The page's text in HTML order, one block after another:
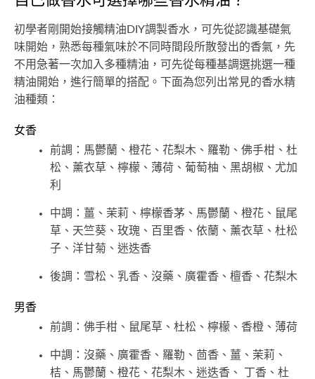
初學者剛開始接觸精油DIY調製香水，可先從認識基礎氣
味開始，熟悉每種氣味於不同時間段所散發出的香氣，先
不用急著一次加入多種精油，可先從每種基調選挑選一種
精油開始，進行簡單的搭配。下面為您列出常見的香水精
油種類：
女香
前調：馬鬱蘭、橙花、花梨木、羅勒、佛手柑、杜
松、薰衣草、檸檬、薄荷、葡萄柚、黑胡椒、尤加
利
中調：薑、茉莉、檸檬香茅、馬鬱蘭、橙花、鼠尾
草、天竺葵、玫瑰、百里香、依蘭、薰衣草、杜松
子、洋甘菊、迷迭香
後調：雪松、乳香、沒藥、廣霍香、檀香、花梨木
男香
前調：佛手柑、鼠尾草、杜松、檸檬、香橙、薄荷
中調：沒藥、廣霍香、羅勒、茴香、薑、茉莉、
桔、馬鬱蘭、橙花、花梨木、迷迭香、 丁香、杜